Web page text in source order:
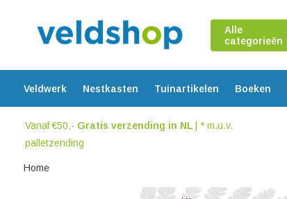
Alle
categorieën
Veldwerk Nestkasten Tuinartikelen Boeken
Vanaf €50,- Gratis verzending in NL| * m.u.v.
palletzending
Home